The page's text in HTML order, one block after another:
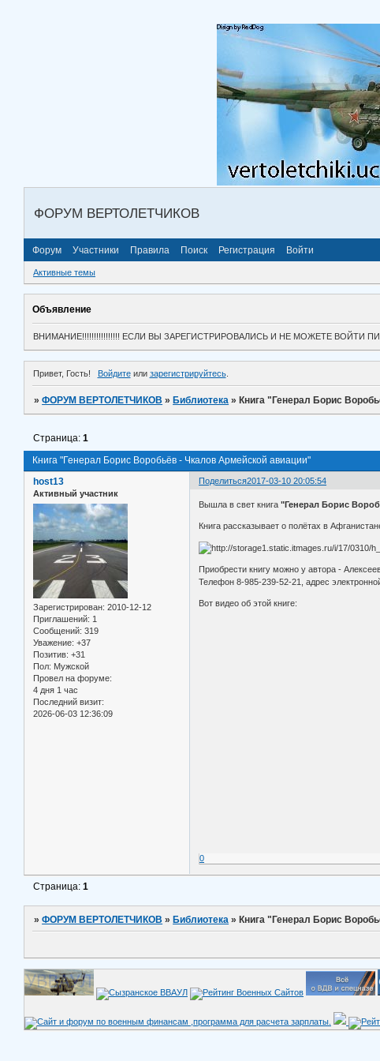
ФОРУМ ВЕРТОЛЕТЧИКОВ
Форум Участники Правила Поиск Регистрация Войти
Активные темы
Объявление
ВНИМАНИЕ!!!!!!!!!!!!!!!! ЕСЛИ ВЫ ЗАРЕГИСТРИРОВАЛИСЬ И НЕ МОЖЕТЕ ВОЙТИ
Привет, Гость! Войдитеили зарегистрируйтесь.
»ФОРУМ ВЕРТОЛЕТЧИКОВ » Библиотека » Книга "Генерал Борис
Книга "Генерал Борис Воробьёв - Чкалов Армейской авиации"
Страница:1
Поделиться2017-03-10 20:05:54
host13
Активный участник
Зарегистрирован: 2010-12-12
Приглашений: 1
Сообщений: 319
Уважение: +37
Позитив: +31
Пол: Мужской
Провел на форуме:
4 дня 1 час
Последний визит:
2026-06-03 12:36:09
Вышла в свет книга"Генерал Борис
Книга рассказывает о полётах в
Приобрести книгу можно у автора -
Телефон 8-985-239-52-21, адрес
Вот видео об этой книге:
0
Страница:1
»ФОРУМ ВЕРТОЛЕТЧИКОВ »Библиотека »Книга "Генерал Борис